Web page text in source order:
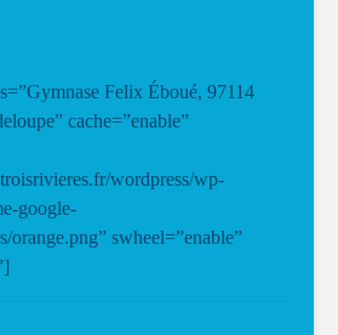
Felix Éboué, 97114
cache=”enable”
wordpress/wp-
google-
orange.png” swheel=”enable”